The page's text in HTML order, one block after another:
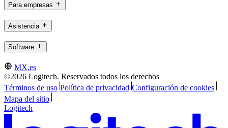
Para empresas
Asistencia
Software
MX,es
©2026 Logitech. Reservados todos los derechos
Términos de uso Política de privacidad Configuración de cookies
Mapa del sitio
Logitech